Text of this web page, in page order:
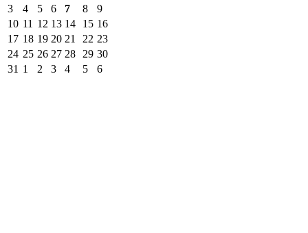
3
4 5 6 7 8
9
10 11 12 13 14 15 16
17 18 19 20 21 22 23
24 25 26 27 28 29 30
31 1 2 3 4 5 6